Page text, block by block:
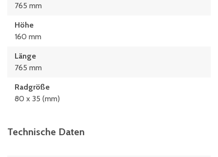
765 mm
Höhe
160 mm
Länge
765 mm
Radgröße
80 x 35 (mm)
Technische Daten